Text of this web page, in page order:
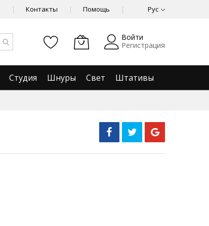
Контакты Помощь Рус
Войти
Регистрация
Студия Шнуры Свет
Штативы